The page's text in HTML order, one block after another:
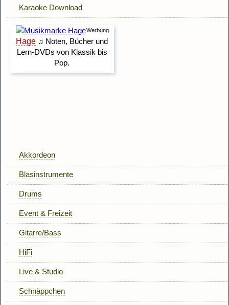
Karaoke Download
Akkordeon
Blasinstrumente
Drums
Event & Freizeit
Gitarre/Bass
HiFi
Live & Studio
Schnäppchen